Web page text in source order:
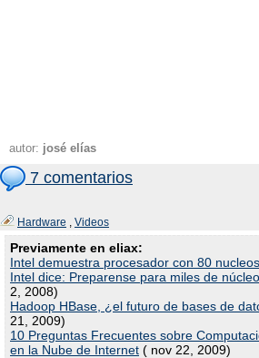
autor: josé elías
7 comentarios
Hardware , Videos
Previamente en eliax:
Intel demuestra procesador con 80 nucleos
Intel dice: Preparense para miles de
2, 2008)
Hadoop HBase, ¿el futuro de bases de
21, 2009)
10 Preguntas Frecuentes sobre
en la Nube de Internet ( nov 22, 2009)